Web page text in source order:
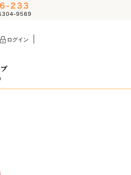
ログイン